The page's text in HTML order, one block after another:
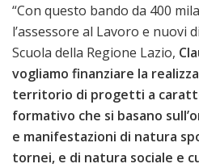
“Con questo bando da 400
l’assessore al Lavoro e nuovi
Scuola della Regione Lazio,
vogliamo finanziare la
territorio di progetti a
formativo che si basano
e manifestazioni di natura
tornei, e di natura sociale e